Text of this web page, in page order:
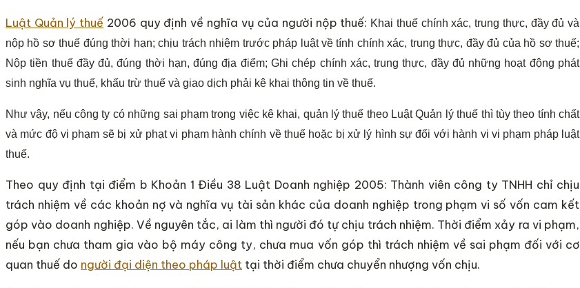
Luật Quản lý thuế 2006 quy định về nghĩa vụ của người nộp thuế: Khai thuế chính xác, trung thực, đầy đủ và
nộp hồ sơ thuế đúng thời hạn; chịu trách nhiệm trước pháp luật về tính chính xác, trung thực, đầy đủ của hồ sơ thuế;
Nộp tiền thuế đầy đủ, đúng thời hạn, đúng địa điểm; Ghi chép chính xác, trung thực, đầy đủ những hoạt động phát
sinh nghĩa vụ thuế, khấu trừ thuế và giao dịch phải kê khai thông tin về thuế.
Như vậy, nếu công ty có những sai phạm trong việc kê khai, quản lý thuế theo Luật Quản lý thuế thì tùy theo tính chất
và mức độ vi phạm sẽ bị xử phạt vi phạm hành chính về thuế hoặc bị xử lý hình sự đối với hành vi vi phạm pháp luật
thuế.
Theo quy định tại điểm b Khoản 1 Điều 38 Luật Doanh nghiệp 2005: Thành viên công ty TNHH chỉ chịu
trách nhiệm về các khoản nợ và nghĩa vụ tài sản khác của doanh nghiệp trong phạm vi số vốn cam kết
góp vào doanh nghiệp. Về nguyên tắc, ai làm thì người đó tự chịu trách nhiệm. Thời điểm xảy ra vi phạm,
nếu bạn chưa tham gia vào bộ máy công ty, chưa mua vốn góp thì trách nhiệm về sai phạm đối với cơ
quan thuế do người đại diện theo pháp luật tại thời điểm chưa chuyển nhượng vốn chịu.